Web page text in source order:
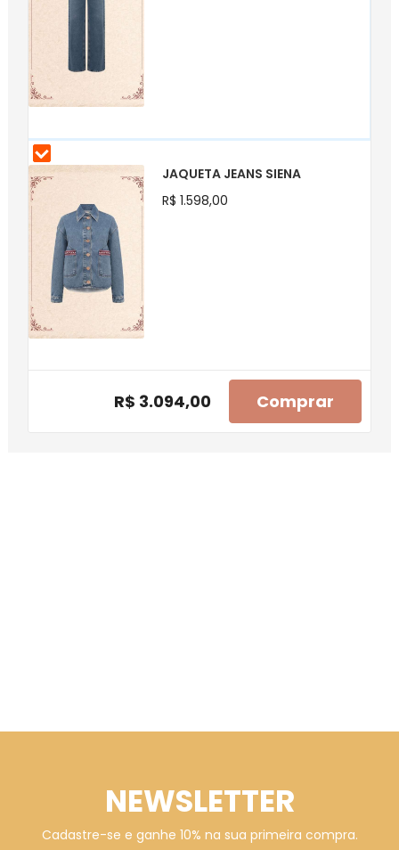
JAQUETA JEANS SIENA
R$ 1.598,00
R$ 3.094,00 Comprar
NEWSLETTER
Cadastre-se e ganhe 10% na sua primeira compra.